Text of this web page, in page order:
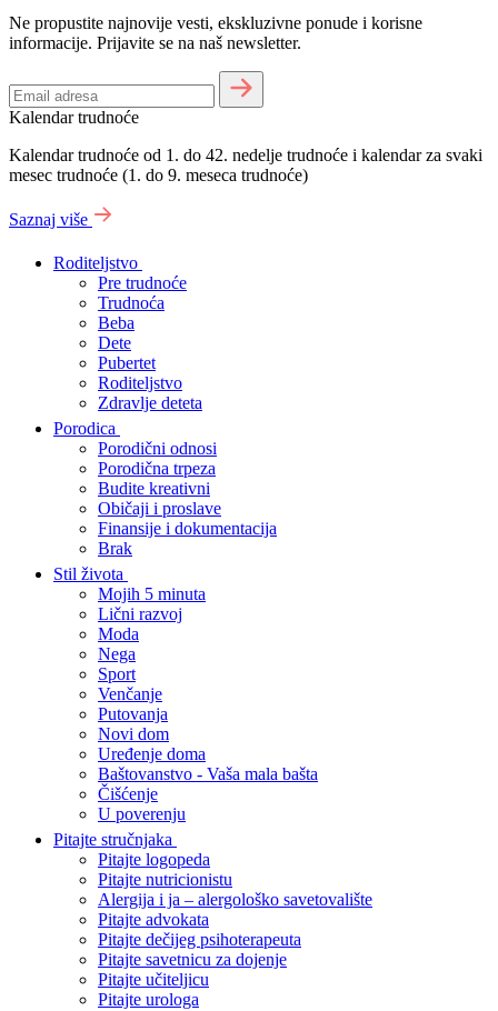
Ne propustite najnovije vesti, ekskluzivne ponude i korisne
informacije. Prijavite se na naš newsletter.
Kalendar trudnoće
Kalendar trudnoće od 1. do 42. nedelje trudnoće i kalendar za svaki
mesec trudnoće (1. do 9. meseca trudnoće)
Saznaj više
Roditeljstvo
Pre trudnoće
Trudnoća
Beba
Dete
Pubertet
Roditeljstvo
Zdravlje deteta
Porodica
Porodični odnosi
Porodična trpeza
Budite kreativni
Običaji i proslave
Finansije i dokumentacija
Brak
Stil života
Mojih 5 minuta
Lični razvoj
Moda
Nega
Sport
Venčanje
Putovanja
Novi dom
Uređenje doma
Baštovanstvo - Vaša mala bašta
Čišćenje
U poverenju
Pitajte stručnjaka
Pitajte logopeda
Pitajte nutricionistu
Alergija i ja – alergološko savetovalište
Pitajte advokata
Pitajte dečijeg psihoterapeuta
Pitajte savetnicu za dojenje
Pitajte učiteljicu
Pitajte urologa